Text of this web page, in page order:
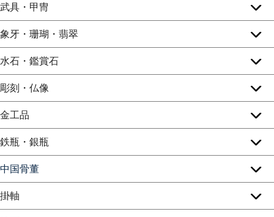
武具・甲冑
象牙・珊瑚・翡翠
水石・鑑賞石
彫刻・仏像
金工品
鉄瓶・銀瓶
中国骨董
掛軸